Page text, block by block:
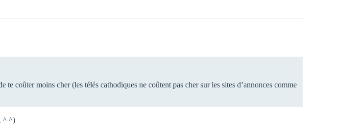
coûter moins cher (les télés cathodiques ne coûtent pas cher sur les sites d’annonces comme
^ ^)